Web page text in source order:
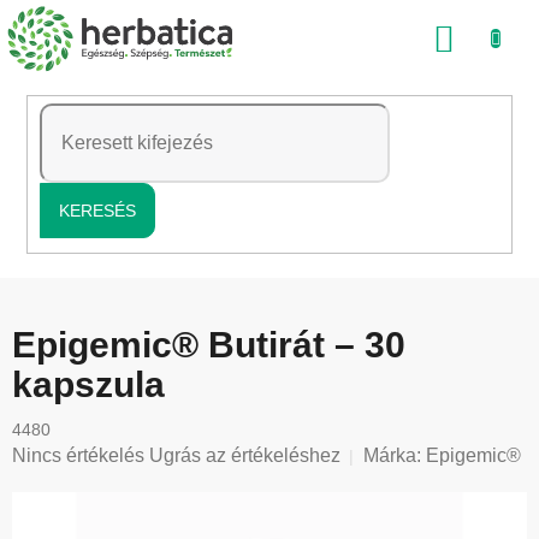
Ugrás
a
tartalomhoz
KERESÉS
Epigemic® Butirát – 30
kapszula
4480
A
Nincs értékelés Ugrás az értékeléshez Márka: Epigemic®